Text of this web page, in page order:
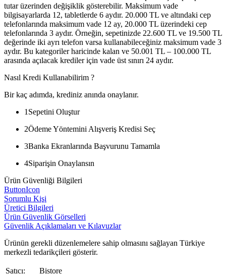
tutar üzerinden değişiklik gösterebilir. Maksimum vade
bilgisayarlarda 12, tabletlerde 6 aydır. 20.000 TL ve altındaki cep
telefonlarında maksimum vade 12 ay, 20.000 TL üzerindeki cep
telefonlarında 3 aydır. Örneğin, sepetinizde 22.600 TL ve 19.500 TL
değerinde iki ayrı telefon varsa kullanabileceğiniz maksimum vade 3
aydır. Bu kategoriler haricinde kalan ve 50.001 TL – 100.000 TL
arasında açılacak krediler için vade üst sınırı 24 aydır.
Nasıl Kredi Kullanabilirim ?
Bir kaç adımda, krediniz anında onaylanır.
1 Sepetini Oluştur
2Ödeme Yöntemini Alışveriş Kredisi Seç
3Banka Ekranlarında Başvurunu Tamamla
4Siparişin Onaylansın
Ürün Güvenliği Bilgileri
ButtonIcon
Sorumlu Kişi
Üretici Bilgileri
Ürün Güvenlik Görselleri
Güvenlik Açıklamaları ve Kılavuzlar
Ürünün gerekli düzenlemelere sahip olmasını sağlayan Türkiye
merkezli tedarikçileri gösterir.
Satıcı:
Bistore